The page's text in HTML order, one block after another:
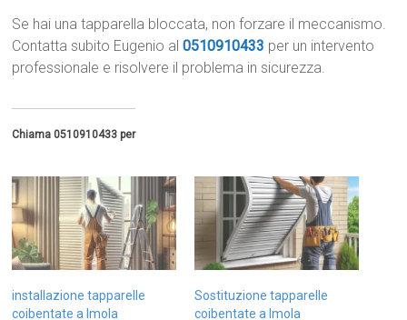
Se hai una tapparella bloccata, non forzare il meccanismo.
Contatta subito Eugenio al0510910433 per un intervento
professionale e risolvere il problema in sicurezza.
Chiama 0510910433 per
installazione tapparelle
coibentate a Imola
Sostituzione tapparelle
coibentate a Imola